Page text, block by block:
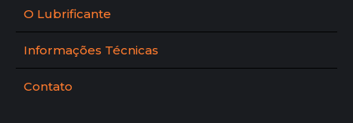
O Lubrificante
Informações Técnicas
Contato